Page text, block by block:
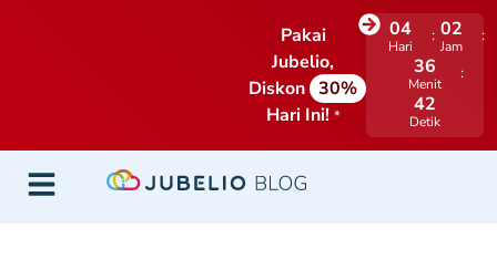
Pakai
Jubelio,
Diskon 30%
Hari Ini! *
04
Hari
02
Jam
36
Menit
41
Detik